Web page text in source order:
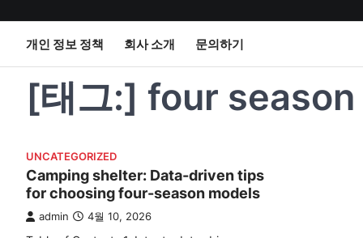
개인 정보 정책 회사 소개 문의하기
[태그:] four
UNCATEGORIZED
Camping shelter: Data-driven tips
for choosing four-season models
admin 4월 10, 2026